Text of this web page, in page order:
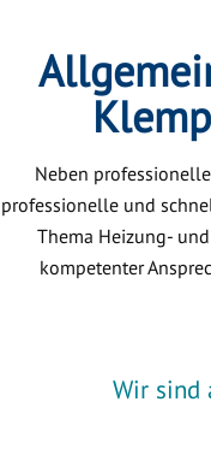
Neben
professionelle und
Thema Heizung-
kompetenter
Wir sind